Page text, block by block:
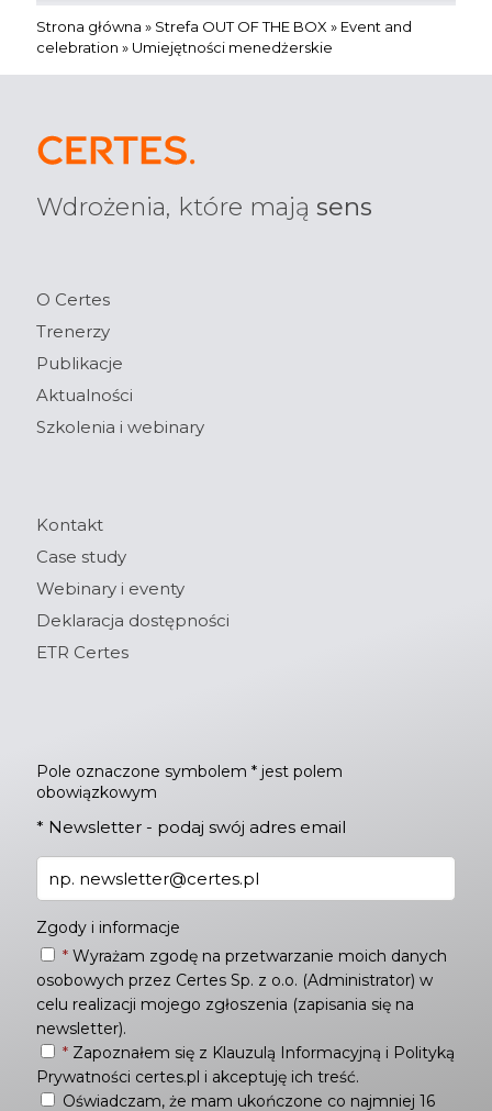
Strona główna » Strefa OUT OF THE BOX » Event and
celebration » Umiejętności menedżerskie
Wdrożenia, które mają sens
O Certes
Trenerzy
Publikacje
Aktualności
Szkolenia i webinary
Kontakt
Case study
Webinary i eventy
Deklaracja dostępności
ETR Certes
Pole oznaczone symbolem * jest polem
obowiązkowym
* Newsletter - podaj swój adres email
Zgody i informacje
* Wyrażam zgodę na przetwarzanie moich danych
osobowych przez Certes Sp. z o.o. (Administrator) w
celu realizacji mojego zgłoszenia (zapisania się na
newsletter).
* Zapoznałem się z Klauzulą Informacyjną i Polityką
Prywatności certes.pl i akceptuję ich treść.
Oświadczam, że mam ukończone co najmniej 16